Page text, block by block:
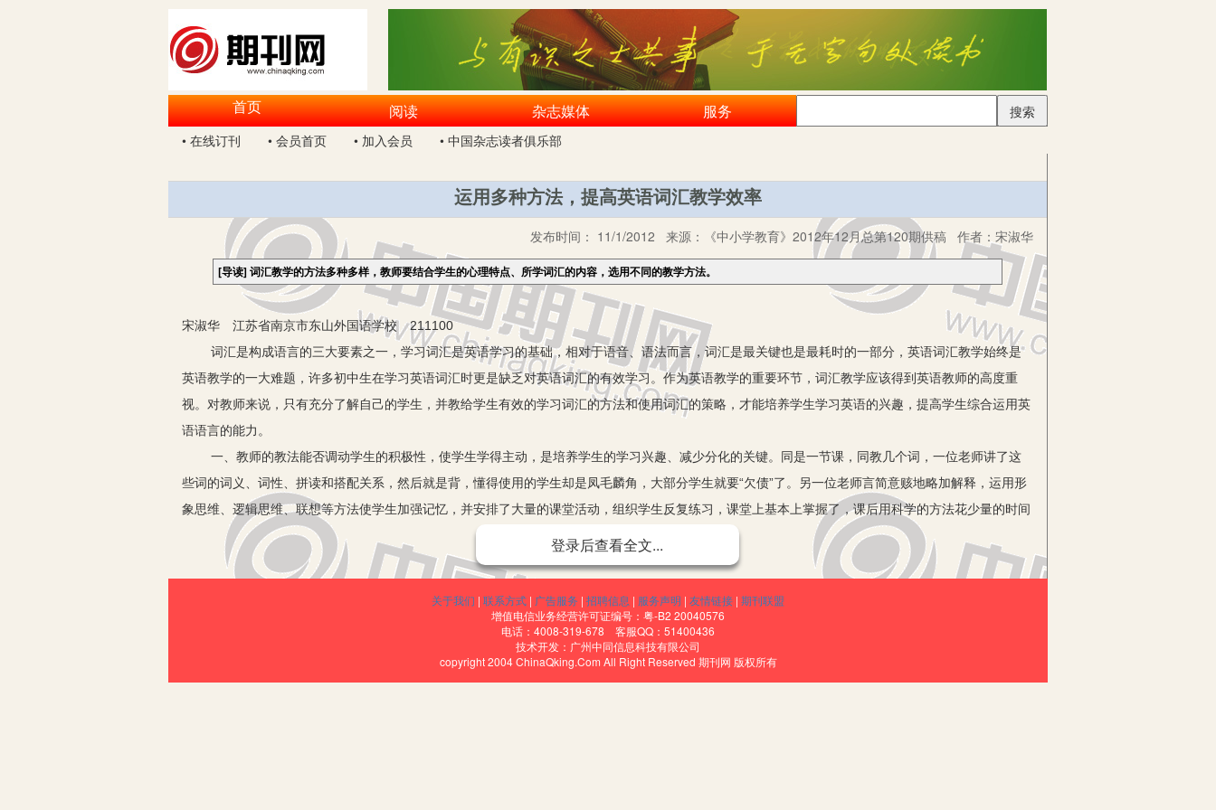
首页 阅读 杂志媒体 服务
搜索
• 在线订刊
• 会员首页 • 加入会员 • 中国杂志读者俱乐部
运用多种方法，提高英语词汇教学效率
发布时间： 11/1/2012 来源： 《中小学教育》2012年12月总第120期供稿 作者： 宋淑华
[导读]词汇教学的方法多种多样，教师要结合学生的心理特点、所学词汇的内容，选用不同的教学方法。
宋淑华 江苏省南京市东山外国语学校 211100
词汇是构成语言的三大要素之一，学习词汇是英语学习的基础，相对于语音、语法而言，词汇是最关键也是最耗时的一部分，英语词汇教学始终是
英语教学的一大难题，许多初中生在学习英语词汇时更是缺乏对英语词汇的有效学习。作为英语教学的重要环节，词汇教学应该得到英语教师的高度重
视。对教师来说，只有充分了解自己的学生，并教给学生有效的学习词汇的方法和使用词汇的策略，才能培养学生学习英语的兴趣，提高学生综合运用英
语语言的能力。
一、教师的教法能否调动学生的积极性，使学生学得主动，是培养学生的学习兴趣、减少分化的关键。同是一节课，同教几个词，一位老师讲了这
些词的词义、词性、拼读和搭配关系，然后就是背，懂得使用的学生却是凤毛麟角，大部分学生就要“欠债”了。另一位老师言简意赅地略加解释，运用形
象思维、逻辑思维、联想等方法使学生加强记忆，并安排了大量的课堂活动，组织学生反复练习，课堂上基本上掌握了，课后用科学的方法花少量的时间
复习就巩固了。前者要求是一个“懂”字，后者却是一个“会”字。所以教师要采用科学的教学方法，努力提高课堂教学效果。
词汇教学的方法多种多样，教师要结合学生的心理特点、所学词汇的内容，选用不同的教学方法。
起来就不是“死记硬背”了。如介词的学习，我有意拿了一个学生的铅笔盒，用讲台、黑板、门等做道具，改变铅笔盒的位置，以此来学习方位介词near、
under、beside、behind等。当学到in front of时，我便走到同学们面前，然后问：Where am I？同学们很快就领悟了in front of的含义；继而指导同学们
进行类似的对话练习，经过短短几分钟的情境表演，同学们就掌握了这些单词，并能熟练地运用到句子当中。
登录后查看全文...
关于我们 | 联系方式 | 广告服务 | 招聘信息 | 服务声明 | 友情链接 | 期刊联盟
增值电信业务经营许可证编号：粤-B2 20040576
电话：4008-319-678 客服QQ：51400436
技术开发：广州中同信息科技有限公司
copyright 2004 ChinaQking.Com All Right Reserved 期刊网 版权所有